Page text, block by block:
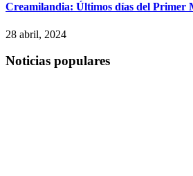
Creamilandia: Últimos días del Primer
28 abril, 2024
Noticias populares